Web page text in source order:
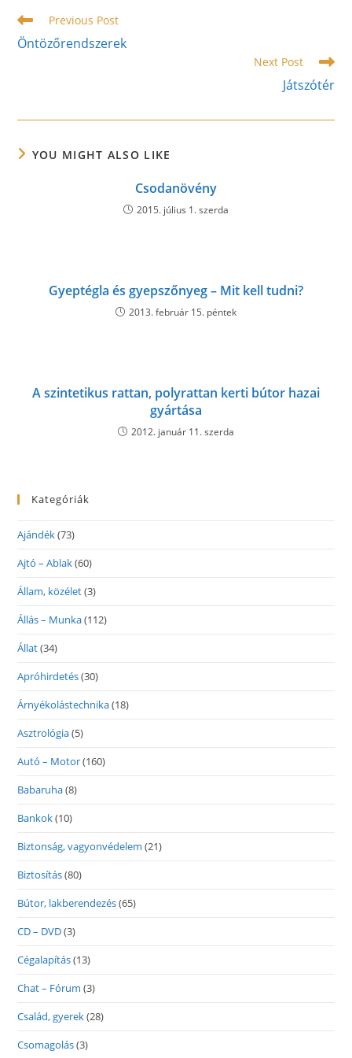
Read
more
articles
Previous Post
Öntözőrendszerek
Next Post
Játszótér
YOU MIGHT ALSO LIKE
Csodanövény
2015. július 1. szerda
Gyeptégla és gyepszőnyeg – Mit kell tudni?
2013. február 15. péntek
A szintetikus rattan, polyrattan kerti bútor hazai
gyártása
2012. január 11. szerda
Kategóriák
Ajándék(73)
Ajtó – Ablak(60)
Állam, közélet(3)
Állás – Munka(112)
Állat(34)
Apróhirdetés(30)
Árnyékolástechnika(18)
Asztrológia(5)
Autó – Motor(160)
Babaruha(8)
Bankok(10)
Biztonság, vagyonvédelem (21)
Biztosítás(80)
Bútor, lakberendezés(65)
CD – DVD(3)
Cégalapítás(13)
Chat – Fórum (3)
Család, gyerek(28)
Csomagolás(3)